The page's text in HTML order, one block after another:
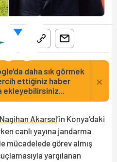
daha sık görmek
ettiğiniz haber
ekleyebilirsiniz...
×
Nagihan Akarsel’in Konya’daki
canlı yayına jandarma
mücadelede görev almış
yargılanan